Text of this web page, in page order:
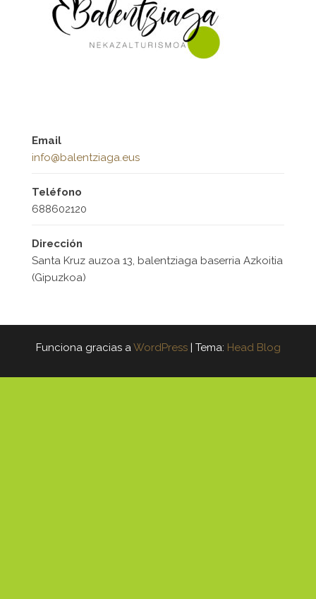
Email
info@balentziaga.eus
Teléfono
688602120
Dirección
Santa Kruz auzoa 13, balentziaga baserria Azkoitia
(Gipuzkoa)
Funciona gracias aWordPress | Tema: Head Blog